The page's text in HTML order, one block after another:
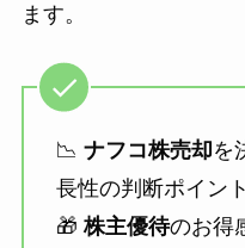
ます。
📉 ナフコ株売却を
長性の判断ポイント
🎁株主優待のお得